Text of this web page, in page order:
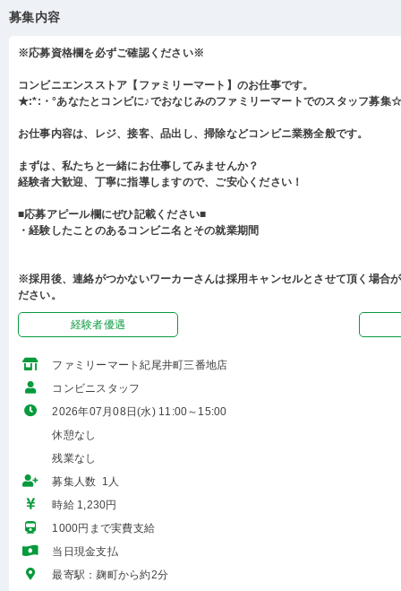
募集内容
※応募資格欄を必ずご確認ください※
コンビニエンスストア【ファミリーマート】のお仕事です。
★:*:・°あなたとコンビに♪でおなじみのファミリーマートでのスタッフ募集
お仕事内容は、レジ、接客、品出し、掃除などコンビニ業務全般です。
まずは、私たちと一緒にお仕事してみませんか？
経験者大歓迎、丁寧に指導しますので、ご安心ください！
■応募アピール欄にぜひ記載ください■
・経験したことのあるコンビニ名とその就業期間
※採用後、連絡がつかないワーカーさんは採用キャンセルとさせて頂く場合
ださい。
経験者優遇
ファミリーマート紀尾井町三番地店
コンビニスタッフ
2026年07月08日(水) 11:00～15:00
休憩なし
残業なし
募集人数 1人
時給 1,230円
1000円まで実費支給
当日現金支払
最寄駅：麹町から約2分